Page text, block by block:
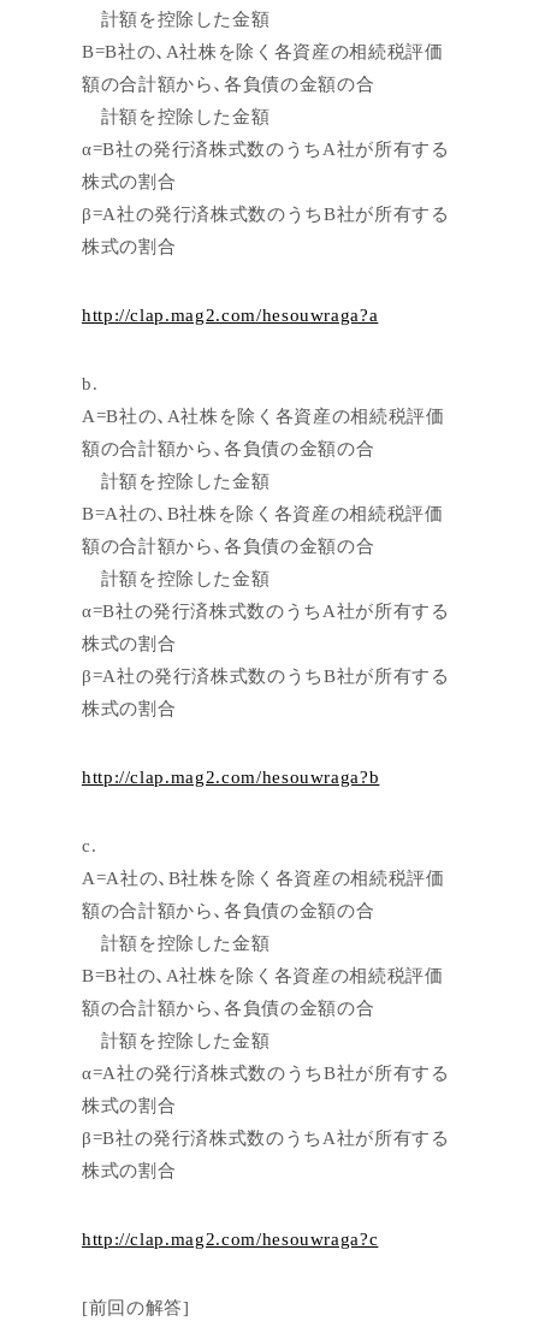
計額を控除した金額
B=B社の、A社株を除く各資産の相続税評価
額の合計額から、各負債の金額の合
計額を控除した金額
α=B社の発行済株式数のうちA社が所有する
株式の割合
β=A社の発行済株式数のうちB社が所有する
株式の割合
http://clap.mag2.com/hesouwraga?a
b.
A=B社の、A社株を除く各資産の相続税評価
額の合計額から、各負債の金額の合
計額を控除した金額
B=A社の、B社株を除く各資産の相続税評価
額の合計額から、各負債の金額の合
計額を控除した金額
α=B社の発行済株式数のうちA社が所有する
株式の割合
β=A社の発行済株式数のうちB社が所有する
株式の割合
http://clap.mag2.com/hesouwraga?b
c.
A=A社の、B社株を除く各資産の相続税評価
額の合計額から、各負債の金額の合
計額を控除した金額
B=B社の、A社株を除く各資産の相続税評価
額の合計額から、各負債の金額の合
計額を控除した金額
α=A社の発行済株式数のうちB社が所有する
株式の割合
β=B社の発行済株式数のうちA社が所有する
株式の割合
http://clap.mag2.com/hesouwraga?c
[前回の解答]